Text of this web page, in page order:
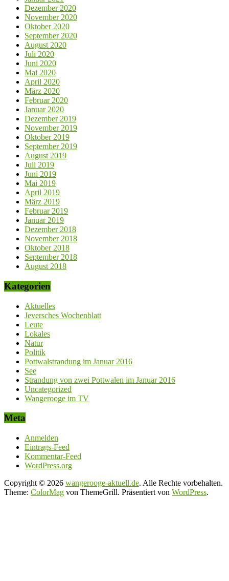
Dezember 2020
November 2020
Oktober 2020
September 2020
August 2020
Juli 2020
Juni 2020
Mai 2020
April 2020
März 2020
Februar 2020
Januar 2020
Dezember 2019
November 2019
Oktober 2019
September 2019
August 2019
Juli 2019
Juni 2019
Mai 2019
April 2019
März 2019
Februar 2019
Januar 2019
Dezember 2018
November 2018
Oktober 2018
September 2018
August 2018
Kategorien
Aktuelles
Jeversches Wochenblatt
Leute
Lokales
Natur
Politik
Pottwalstrandung im Januar 2016
See
Strandung von zwei Pottwalen im Januar 2016
Uncategorized
Wangerooge im TV
Meta
Anmelden
Eintrags-Feed
Kommentar-Feed
WordPress.org
Copyright © 2026 wangerooge-aktuell.de. Alle Rechte vorbehalten.
Theme: ColorMag von ThemeGrill. Präsentiert von WordPress.